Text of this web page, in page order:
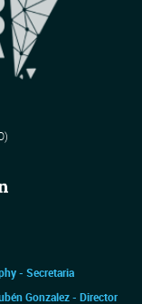
- Secretaria
Gonzalez - Director